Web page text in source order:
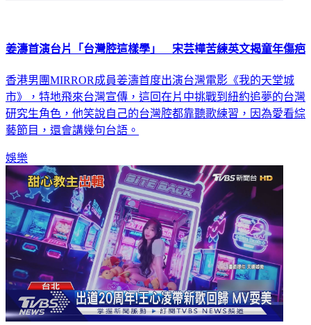
姜濤首演台片「台灣腔這樣學」 宋芸樺苦練英文揭童年傷疤
香港男團MIRROR成員姜濤首度出演台灣電影《我的天堂城
市》，特地飛來台灣宣傳，這回在片中挑戰到紐約追夢的台灣
研究生角色，他笑說自己的台灣腔都靠聽歌練習，因為愛看綜
藝節目，還會講幾句台語。
娛樂